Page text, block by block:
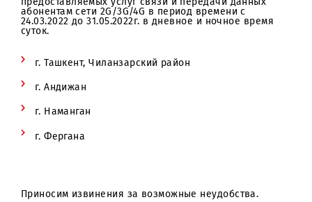
В связи с проводимыми работами по модернизации
транспортной сети Mobile Backhaul и Mobile
возможны кратковременные ухудшения
предоставляемых услуг связи и передачи данных
24.03.2022 до 31.05.2022г. в дневное и ночное время
г. Ташкент, Чиланзарский район
г. Андижан
г. Фергана